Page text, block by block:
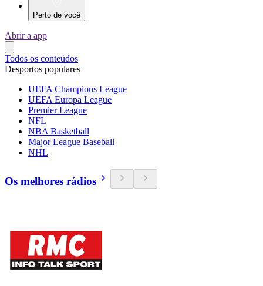
Perto de você
Abrir a app
Todos os conteúdos
Desportos populares
UEFA Champions League
UEFA Europa League
Premier League
NFL
NBA Basketball
Major League Baseball
NHL
Os melhores rádios